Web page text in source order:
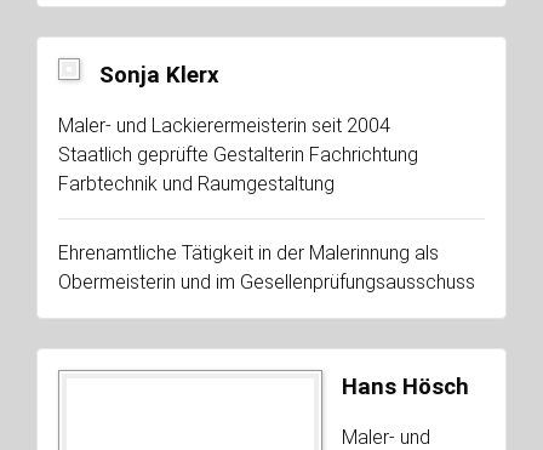
Sonja Klerx
Maler- und Lackierermeisterin seit 2004
Staatlich geprüfte Gestalterin Fachrichtung
Farbtechnik und Raumgestaltung
Ehrenamtliche Tätigkeit in der Malerinnung als
Obermeisterin und im Gesellenprüfungsausschuss
Hans Hösch
Maler- und